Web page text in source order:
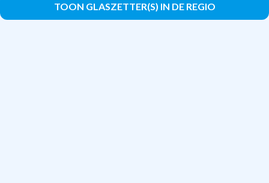
TOON GLASZETTER(S) IN DE REGIO